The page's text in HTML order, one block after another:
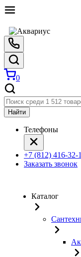
0
Найти
Телефоны
+7 (812) 416-32-
Заказать звонок
Каталог